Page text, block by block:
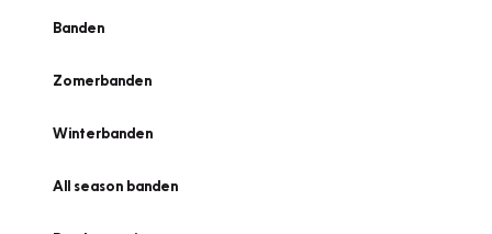
Banden
Zomerbanden
Winterbanden
All season banden